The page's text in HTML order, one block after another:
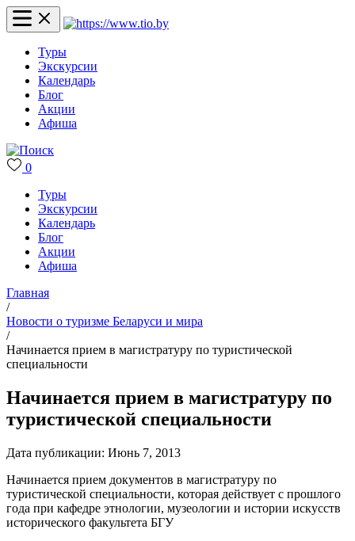
Туры
Экскурсии
Календарь
Блог
Акции
Афиша
0
Туры
Экскурсии
Календарь
Блог
Акции
Афиша
Главная
/
Новости о туризме Беларуси и мира
/
Начинается прием в магистратуру по туристической
специальности
Начинается прием в магистратуру по
туристической специальности
Дата публикации: Июнь 7, 2013
Начинается прием документов в магистратуру по
туристической специальности, которая действует с прошлого
года при кафедре этнологии, музеологии и истории искусств
исторического факультета БГУ